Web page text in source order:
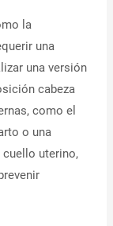
la
una
una versión
cabeza
como el
o una
cuello uterino,